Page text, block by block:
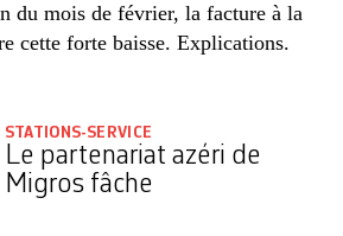
du mois de février, la facture à la
cette forte baisse. Explications.
STATIONS-SERVICE
Le partenariat azéri de
Migros fâche